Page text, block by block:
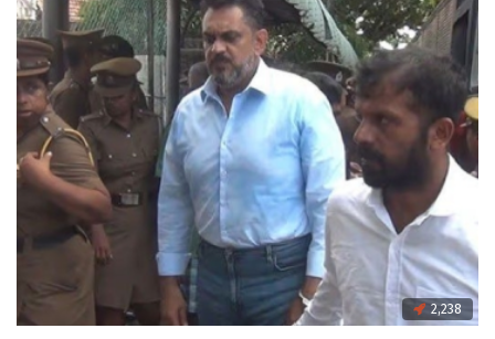
2,238